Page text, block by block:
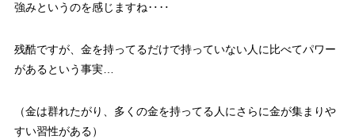
強みというのを感じますね‥‥
残酷ですが、金を持ってるだけで持っていない人に比べてパワー
があるという事実…
（金は群れたがり、多くの金を持ってる人にさらに金が集まりや
すい習性がある）